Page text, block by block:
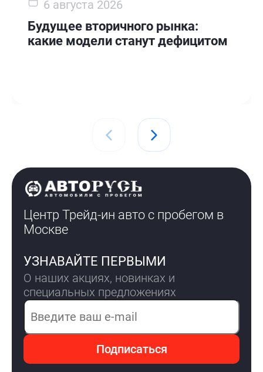
6 августа 2026
Будущее вторичного рынка:
какие модели станут дефицитом
Центр Трейд-ин авто с пробегом в
Москве
УЗНАВАЙТЕ ПЕРВЫМИ
О наших акциях, новинках и
специальных предложениях
Электронная почта
Подписаться